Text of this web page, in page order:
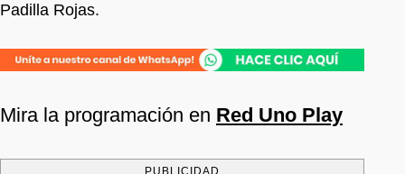
Padilla Rojas.
Mira la programación en Red Uno Play
PUBLICIDAD